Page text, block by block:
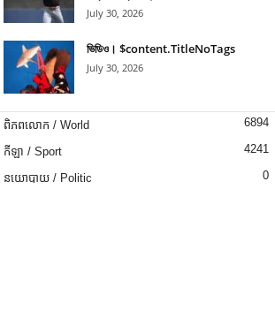
July 30, 2026
ভিডিও। $content.TitleNoTags
July 30, 2026
ពិភពលោក / World 6894
កីឡា / Sport 4241
នយោបាយ / Politic 0